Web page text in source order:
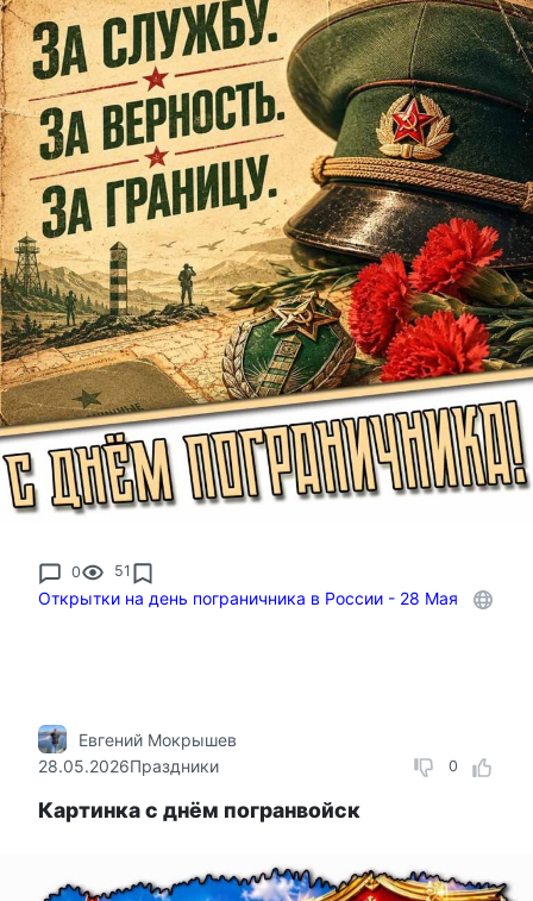
0 51
Открытки на день пограничника в России - 28 Мая
0
Евгений Мокрышев
28.05.2026Праздники
Картинка с днём погранвойск